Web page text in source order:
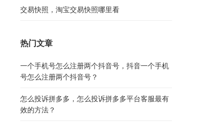
交易快照，淘宝交易快照哪里看
热门文章
一个手机号怎么注册两个抖音号，抖音一个手机
号怎么注册两个抖音号？
怎么投诉拼多多，怎么投诉拼多多平台客服最有
效的方法？